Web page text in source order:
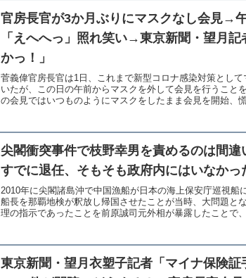
官房長官が3か月ぶりにマスクなし会見→
「えへへっ」照れ笑い→東京新聞・望月
かっ！」
菅義偉官房長官は1日、これまで新型コロナ感染対策とし
いたが、この日の午前からマスクを外して会見を行うこ
の会見ではいつものようにマスクをしたまま会見を開始、
尖閣衝突事件で枝野幸男を責めるのは間
すでに退任、そもそも政府内にはいなかっ
2010年に尖閣諸島沖で中国漁船が日本の海上保安庁巡視船
船長を那覇地検が釈放し帰国させたことが当時、大問題と
理の指示であったことを前原誠司元外相が暴露したことで
東京新聞・望月衣塑子記者「マイナ保険